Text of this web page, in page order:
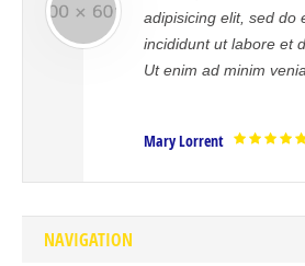
elit, sed do eiusmod tempor
ut labore et dolore magna aliqua.
minim veniam, quis nostrud.
NAVIGATION